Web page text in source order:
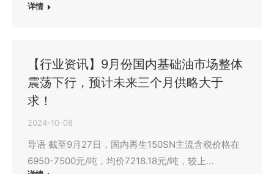
详情
【行业资讯】9月份国内基础油市场整体
震荡下行，预计未来三个月供略大于
求！
2024-10-08
导语 截至9月27日，国内再生150SN主流含税价格在
6950-7500元/吨，均价7218.18元/吨，较上…